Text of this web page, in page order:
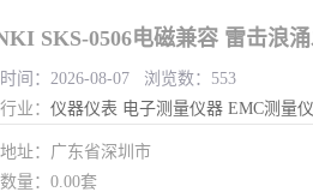
SKS-0506电磁兼容 雷击浪
间：2026-08-07 浏览数：553
业： 仪器仪表 电子测量仪器 EMC测量
址：广东省深圳市
量：0.00套